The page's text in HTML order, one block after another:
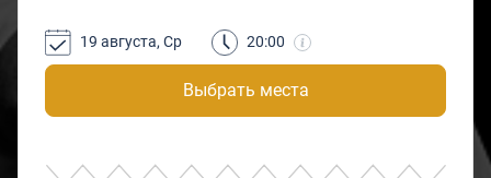
Выбрать места
19 августа, Ср 20:00